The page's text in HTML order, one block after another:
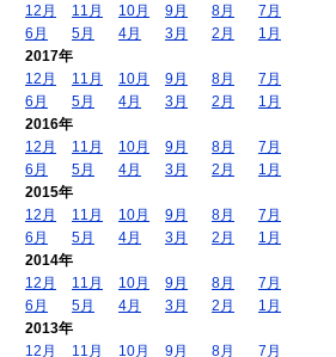
12月
11月 10月 9月 8月
7月
6月
5月 4月 3月 2月
1月
2017年
12月
11月 10月 9月 8月
7月
6月
5月 4月 3月 2月
1月
2016年
12月
11月 10月 9月 8月
7月
6月
5月 4月 3月 2月
1月
2015年
12月
11月 10月 9月 8月
7月
6月
5月 4月 3月 2月
1月
2014年
12月
11月 10月 9月 8月
7月
6月
5月 4月 3月 2月
1月
2013年
12月
11月 10月 9月 8月 7月